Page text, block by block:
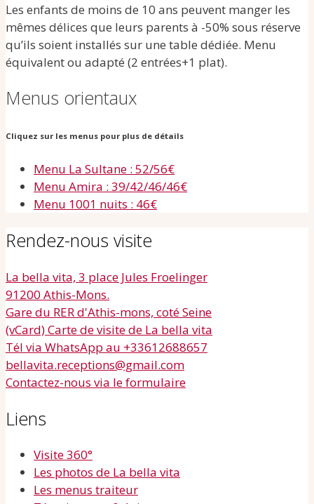
Les enfants de moins de 10 ans peuvent manger les
mêmes délices que leurs parents à -50% sous réserve
qu’ils soient installés sur une table dédiée. Menu
équivalent ou adapté (2 entrées+1 plat).
Menus orientaux
Cliquez sur les menus pour plus de détails
Menu La Sultane : 52/56€
Menu Amira : 39/42/46/46€
Menu 1001 nuits : 46€
Rendez-nous visite
La bella vita, 3 place Jules Froelinger
91200 Athis-Mons.
Gare du RER d'Athis-mons, coté Seine
(vCard) Carte de visite de La bella vita
Tél via WhatsApp au +33612688657
bellavita.receptions@gmail.com
Contactez-nous via le formulaire
Liens
Visite 360°
Les photos de La bella vita
Les menus traiteur